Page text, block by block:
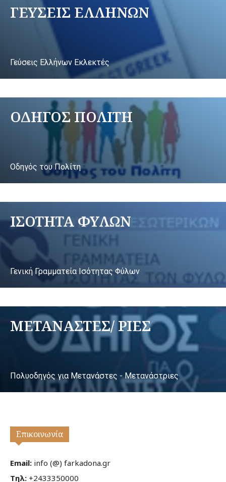
ΓΕΥΣΕΙΣ ΕΛΛΗΝΩΝ
Γεύσεις Ελλήνων Εκλεκτές
ΟΔΗΓΟΣ ΠΟΛΙΤΗ
Οδηγός του Πολίτη
ΙΣΟΤΗΤΑ ΦΥΛΩΝ
Γενική Γραμματεία Ισότητας Φύλων
ΜΕΤΑΝΑΣΤΕΣ/ ΡΙΕΣ
Πολυοδηγός για Μετανάστες - Μετανάστριες
Επικοινωνία
Email: info (@) farkadona.gr
Τηλ: +2433350000